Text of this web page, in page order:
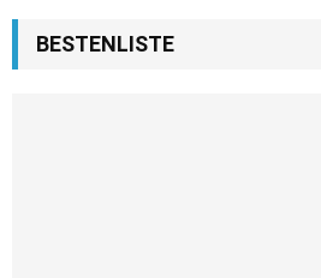
BESTENLISTE